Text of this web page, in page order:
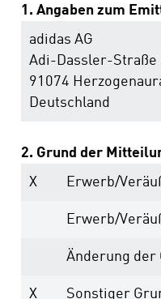
1. Angaben zum
adidas AG
Adi-Dassler-Straße
91074
Deutschland
2. Grund der
X
Erwerb/
Erwerb/
Änderung der
X Sonstiger